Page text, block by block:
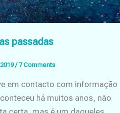
passadas
/ 7 Comments
em contacto com informação
há muitos anos, não